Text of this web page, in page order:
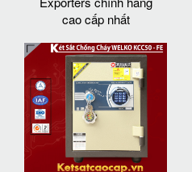
cao cấp nhất